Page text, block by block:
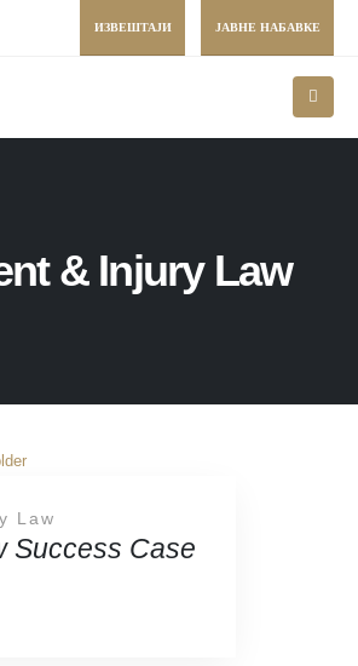
ИЗВЕШТАЈИ ЈАВНЕ НАБАВКЕ
& Injury Law
Success Case
Law